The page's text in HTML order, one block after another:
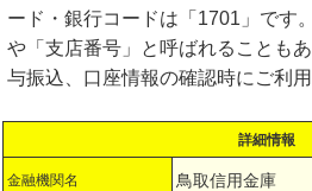
ード・銀行コードは「1701」です
や「支店番号」と呼ばれることも
与振込、口座情報の確認時にご利用
詳細情報
金融機関名 鳥取信用金庫